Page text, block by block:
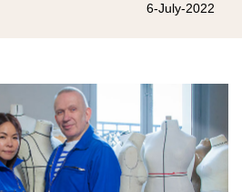
6-July-2022